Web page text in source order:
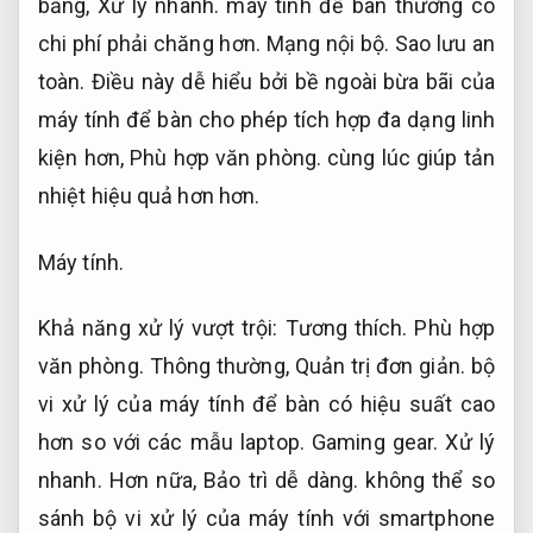
bảng, Xử lý nhanh. máy tính để bàn thường có
chi phí phải chăng hơn. Mạng nội bộ. Sao lưu an
toàn. Điều này dễ hiểu bởi bề ngoài bừa bãi của
máy tính để bàn cho phép tích hợp đa dạng linh
kiện hơn, Phù hợp văn phòng. cùng lúc giúp tản
nhiệt hiệu quả hơn hơn.
Máy tính.
Khả năng xử lý vượt trội: Tương thích. Phù hợp
văn phòng. Thông thường, Quản trị đơn giản. bộ
vi xử lý của máy tính để bàn có hiệu suất cao
hơn so với các mẫu laptop. Gaming gear. Xử lý
nhanh. Hơn nữa, Bảo trì dễ dàng. không thể so
sánh bộ vi xử lý của máy tính với smartphone